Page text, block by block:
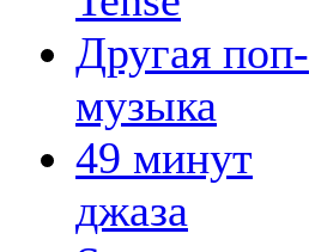
Другая поп-
музыка
49 минут
джаза